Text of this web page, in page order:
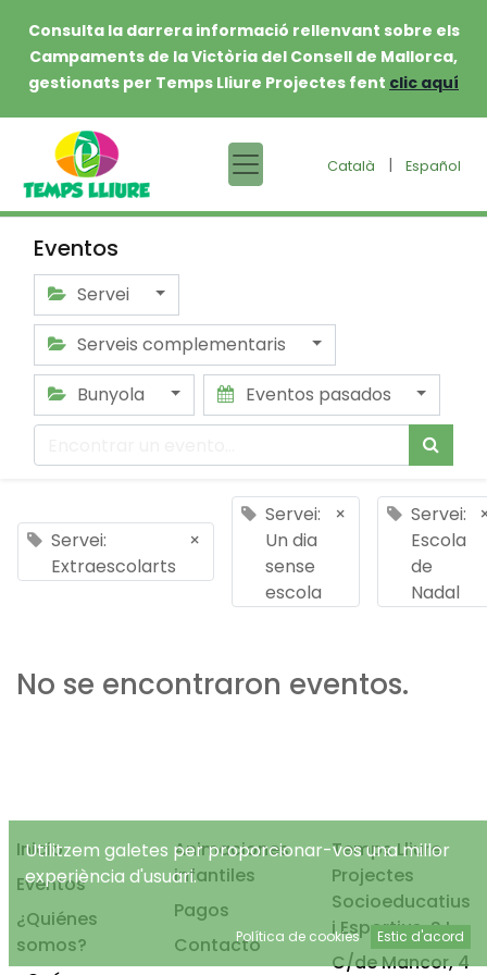
Consulta la darrera informació rellenvant sobre els
Campaments de la Victòria del Consell de Mallorca,
gestionats per Temps Lliure Projectes fent clic aquí
Català | Español
Eventos
Servei
Serveis complementaris
Bunyola
Eventos pasados
Servei:
Extraescolarts
×
Servei:
Un dia
sense
escola
×
Servei:
Escola
de
Nadal
No se encontraron eventos.
Inicio
Eventos
¿Quiénes
somos?
Animaciones
infantiles
Pagos
Contacto
Temps Lliure
Projectes
Socioeducatius
i Esportius, S.L.
C/de Mancor, 4
Utilitzem galetes per proporcionar-vos una millor
experiència d'usuari.
Política de cookies Estic d'acord